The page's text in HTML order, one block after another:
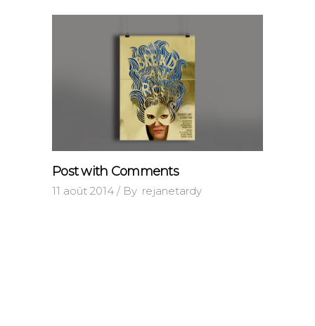
Post with Comments
11 août 2014 By rejanetardy